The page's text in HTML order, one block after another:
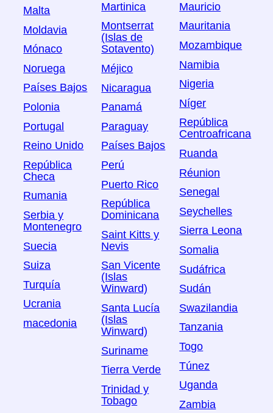
Malta
Moldavia
Mónaco
Noruega
Países Bajos
Polonia
Portugal
Reino Unido
República
Checa
Rumania
Serbia y
Montenegro
Suecia
Suiza
Turquía
Ucrania
macedonia
Martinica
Montserrat
(Islas de
Sotavento)
Méjico
Nicaragua
Panamá
Paraguay
Países Bajos
Perú
Puerto Rico
República
Dominicana
Saint Kitts y
Nevis
San Vicente
(Islas
Winward)
Santa Lucía
(Islas
Winward)
Suriname
Tierra Verde
Trinidad y
Tobago
Mauricio
Mauritania
Mozambique
Namibia
Nigeria
Níger
República
Centroafricana
Ruanda
Réunion
Senegal
Seychelles
Sierra Leona
Somalia
Sudáfrica
Sudán
Swazilandia
Tanzania
Togo
Túnez
Uganda
Zambia